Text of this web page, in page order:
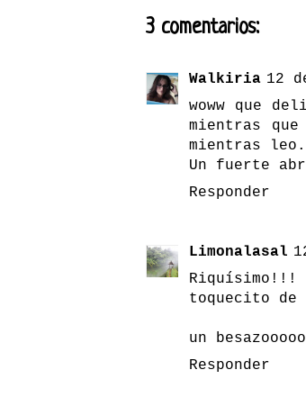
3 comentarios:
Walkiria 12
woww que
mientras
mientras leo.
Un fuerte
Responder
Limonalasal
toquecito de
un
Responder